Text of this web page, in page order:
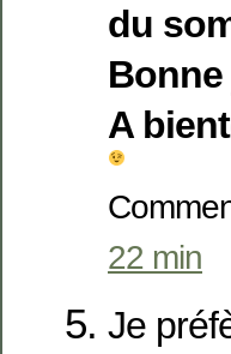
du
A
22 min
Je